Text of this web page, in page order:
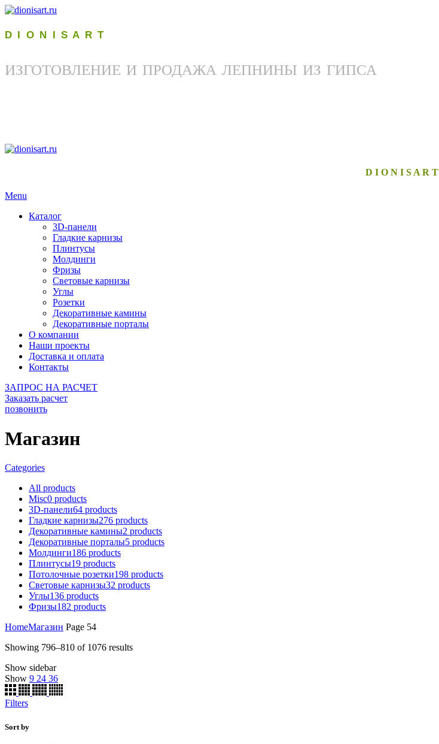
D I O N I S A R T
ИЗГОТОВЛЕНИЕ И ПРОДАЖА ЛЕПНИНЫ ИЗ ГИПСА
D I O N I S A R T
Menu
Каталог
3D-панели
Гладкие карнизы
Плинтусы
Молдинги
Фризы
Световые карнизы
Углы
Розетки
Декоративные камины
Декоративные порталы
О компании
Наши проекты
Доставка и оплата
Контакты
ЗАПРОС НА РАСЧЕТ
Заказать расчет
позвонить
Магазин
Categories
All products
Misc0 products
3D-панели64 products
Гладкие карнизы276 products
Декоративные камины2 products
Декоративные порталы5 products
Молдинги186 products
Плинтусы19 products
Потолочные розетки198 products
Световые карнизы32 products
Углы136 products
Фризы182 products
HomeМагазин Page 54
Showing 796–810 of 1076 results
Show sidebar
Show 9 24 36
Filters
Sort by